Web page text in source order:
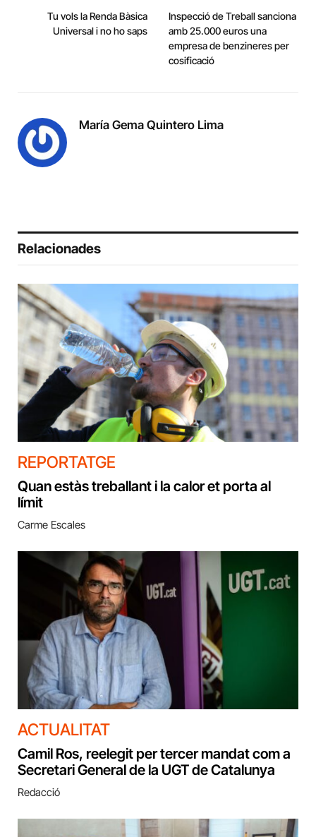
Tu vols la Renda Bàsica
Universal i no ho saps
Inspecció de Treball sanciona
amb 25.000 euros una
empresa de benzineres per
cosificació
María Gema Quintero Lima
Relacionades
REPORTATGE
Quan estàs treballant i la calor et porta al
límit
Carme Escales
ACTUALITAT
Camil Ros, reelegit per tercer mandat com a
Secretari General de la UGT de Catalunya
Redacció